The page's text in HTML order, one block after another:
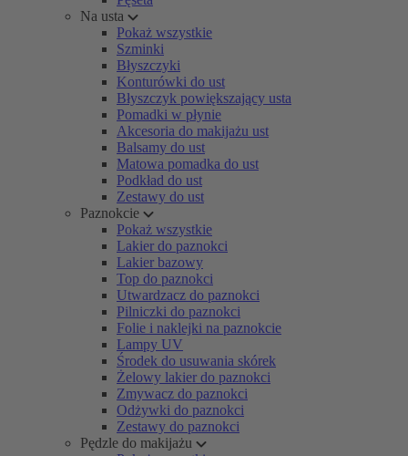
Na usta
Pokaż wszystkie
Szminki
Błyszczyki
Konturówki do ust
Błyszczyk powiększający usta
Pomadki w płynie
Akcesoria do makijażu ust
Balsamy do ust
Matowa pomadka do ust
Podkład do ust
Zestawy do ust
Paznokcie
Pokaż wszystkie
Lakier do paznokci
Lakier bazowy
Top do paznokci
Utwardzacz do paznokci
Pilniczki do paznokci
Folie i naklejki na paznokcie
Lampy UV
Środek do usuwania skórek
Żelowy lakier do paznokci
Zmywacz do paznokci
Odżywki do paznokci
Zestawy do paznokci
Pędzle do makijażu